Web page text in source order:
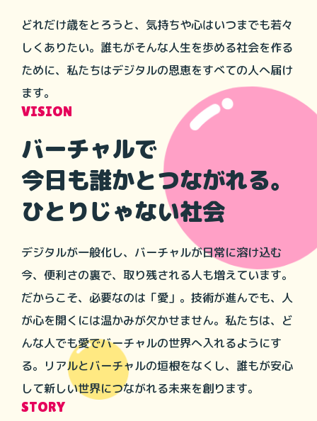
どれだけ歳をとろうと、気持ちや心はいつまでも若々
しくありたい。誰もがそんな人生を歩める社会を作る
ために、私たちはデジタルの恩恵をすべての人へ届け
ます。
VISION
バーチャルで
今日も誰かとつながれる。
ひとりじゃない社会
デジタルが一般化し、バーチャルが日常に溶け込む
今、便利さの裏で、取り残される人も増えています。
だからこそ、必要なのは「愛」。技術が進んでも、人
が心を開くには温かみが欠かせません。私たちは、ど
んな人でも愛でバーチャルの世界へ入れるようにす
る。リアルとバーチャルの垣根をなくし、誰もが安心
して新しい世界につながれる未来を創ります。
STORY